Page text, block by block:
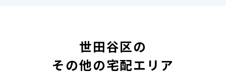
世田谷区の
その他の宅配エリア